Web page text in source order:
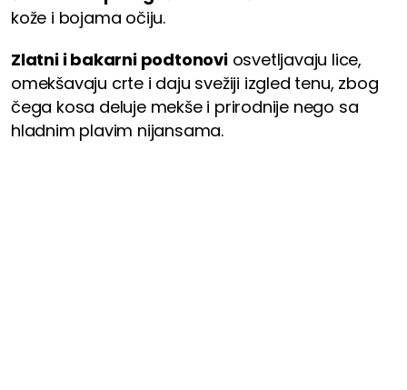
kože i bojama očiju.
Zlatni i bakarni podtonoviosvetljavaju lice,
omekšavaju crte i daju svežiji izgled tenu, zbog
čega kosa deluje mekše i prirodnije nego sa
hladnim plavim nijansama.